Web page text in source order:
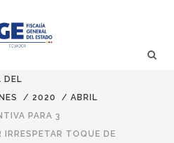
DEL
/ 2020 / ABRIL
PARA 3
IRRESPETAR TOQUE DE